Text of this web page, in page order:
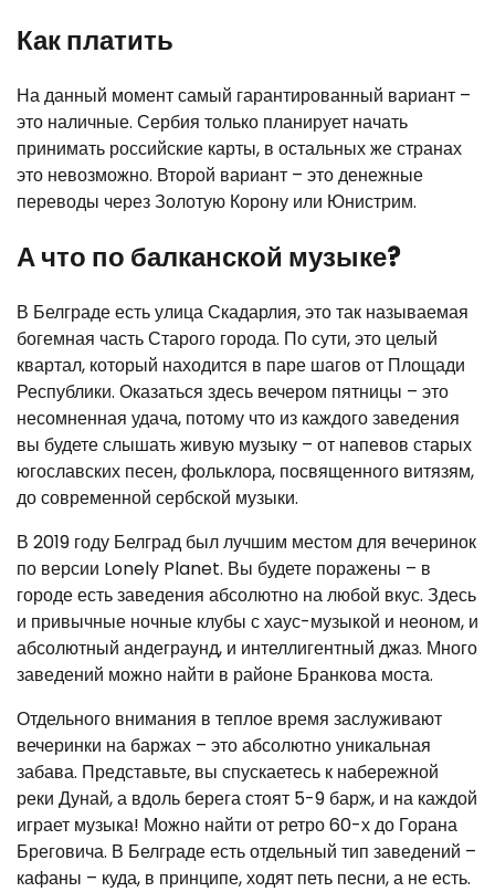
Как платить
На данный момент самый гарантированный вариант –
это наличные. Сербия только планирует начать
принимать российские карты, в остальных же странах
это невозможно. Второй вариант – это денежные
переводы через Золотую Корону или Юнистрим.
А что по балканской музыке?
В Белграде есть улица Скадарлия, это так называемая
богемная часть Старого города. По сути, это целый
квартал, который находится в паре шагов от Площади
Республики. Оказаться здесь вечером пятницы – это
несомненная удача, потому что из каждого заведения
вы будете слышать живую музыку – от напевов старых
югославских песен, фольклора, посвященного витязям,
до современной сербской музыки.
В 2019 году Белград был лучшим местом для вечеринок
по версии Lonely Planet. Вы будете поражены – в
городе есть заведения абсолютно на любой вкус. Здесь
и привычные ночные клубы с хаус-музыкой и неоном, и
абсолютный андеграунд, и интеллигентный джаз. Много
заведений можно найти в районе Бранкова моста.
Отдельного внимания в теплое время заслуживают
вечеринки на баржах – это абсолютно уникальная
забава. Представьте, вы спускаетесь к набережной
реки Дунай, а вдоль берега стоят 5-9 барж, и на каждой
играет музыка! Можно найти от ретро 60-х до Горана
Бреговича. В Белграде есть отдельный тип заведений –
кафаны – куда, в принципе, ходят петь песни, а не есть.